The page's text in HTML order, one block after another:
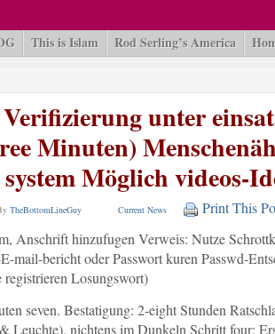
This is Islam Rod Serling’s America
unter
Minuten)
Möglich videos-
TheBottomLineGuy Current News
Print This
Anschrift hinzufugen Verweis: Nutze
mail-bericht oder Passwort kuren Passwd-
registrieren Losungswort)
seven. Bestatigung: 2-eight Stunden
Leuchte), nichtens im Dunkeln Schritt four: